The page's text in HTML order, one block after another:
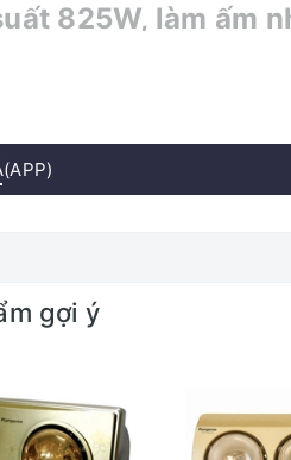
825W, làm ấm
bật/tắt tiện lợi,
tắm Kangaroo KG3BH01 được
dàng tháo lắp, tiện lau chùi, an
gợi ý